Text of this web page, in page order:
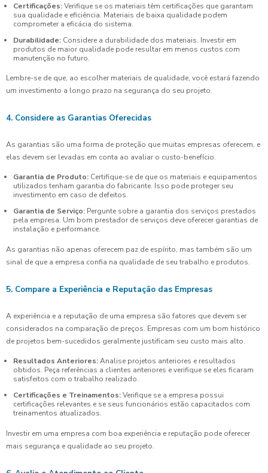
Certificações:Verifique se os materiais têm certificações que garantam
sua qualidade e eficiência. Materiais de baixa qualidade podem
comprometer a eficácia do sistema.
Durabilidade: Considere a durabilidade dos materiais. Investir em
produtos de maior qualidade pode resultar em menos custos com
manutenção no futuro.
Lembre-se de que, ao escolher materiais de qualidade, você estará fazendo
um investimento a longo prazo na segurança do seu projeto.
4. Considere as Garantias Oferecidas
As garantias são uma forma de proteção que muitas empresas oferecem, e
elas devem ser levadas em conta ao avaliar o custo-benefício.
Garantia de Produto: Certifique-se de que os materiais e equipamentos
utilizados tenham garantia do fabricante. Isso pode proteger seu
investimento em caso de defeitos.
Garantia de Serviço: Pergunte sobre a garantia dos serviços prestados
pela empresa. Um bom prestador de serviços deve oferecer garantias de
instalação e performance.
As garantias não apenas oferecem paz de espírito, mas também são um
sinal de que a empresa confia na qualidade de seu trabalho e produtos.
5. Compare a Experiência e Reputação das Empresas
A experiência e a reputação de uma empresa são fatores que devem ser
considerados na comparação de preços. Empresas com um bom histórico
de projetos bem-sucedidos geralmente justificam seu custo mais alto.
Resultados Anteriores:Analise projetos anteriores e resultados
obtidos. Peça referências a clientes anteriores e verifique se eles ficaram
satisfeitos com o trabalho realizado.
Certificações e Treinamentos:Verifique se a empresa possui
certificações relevantes e se seus funcionários estão capacitados com
treinamentos atualizados.
Investir em uma empresa com boa experiência e reputação pode oferecer
mais segurança e qualidade ao seu projeto.